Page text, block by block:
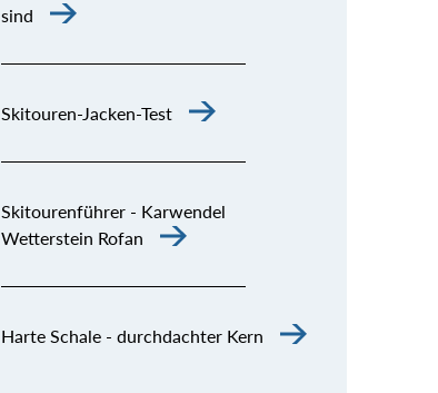
sind
Skitouren-Jacken-Test
Skitourenführer - Karwendel
Wetterstein Rofan
Harte Schale - durchdachter Kern